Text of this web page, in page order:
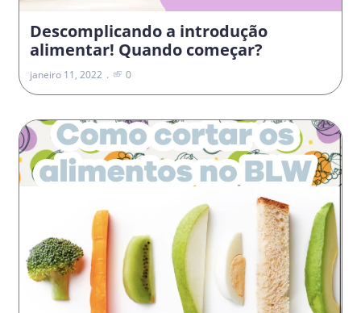
Descomplicando a introdução
alimentar! Quando começar?
janeiro 11, 2022 0